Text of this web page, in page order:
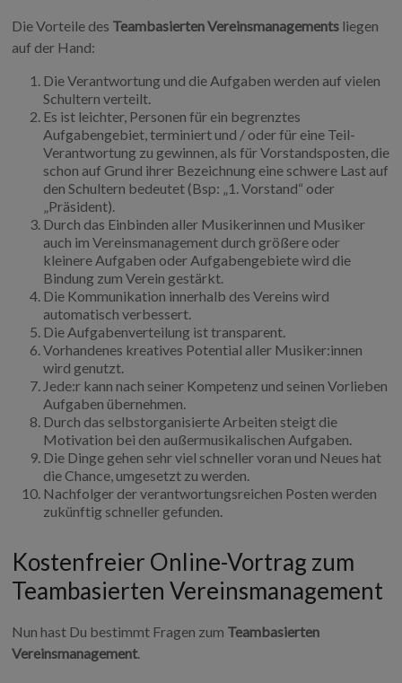
Die Vorteile des Teambasierten Vereinsmanagements liegen
auf der Hand:
Die Verantwortung und die Aufgaben werden auf vielen
Schultern verteilt.
Es ist leichter, Personen für ein begrenztes
Aufgabengebiet, terminiert und / oder für eine Teil-
Verantwortung zu gewinnen, als für Vorstandsposten, die
schon auf Grund ihrer Bezeichnung eine schwere Last auf
den Schultern bedeutet (Bsp: „1. Vorstand“ oder
„Präsident).
Durch das Einbinden aller Musikerinnen und Musiker
auch im Vereinsmanagement durch größere oder
kleinere Aufgaben oder Aufgabengebiete wird die
Bindung zum Verein gestärkt.
Die Kommunikation innerhalb des Vereins wird
automatisch verbessert.
Die Aufgabenverteilung ist transparent.
Vorhandenes kreatives Potential aller Musiker:innen
wird genutzt.
Jede:r kann nach seiner Kompetenz und seinen Vorlieben
Aufgaben übernehmen.
Durch das selbstorganisierte Arbeiten steigt die
Motivation bei den außermusikalischen Aufgaben.
Die Dinge gehen sehr viel schneller voran und Neues hat
die Chance, umgesetzt zu werden.
Nachfolger der verantwortungsreichen Posten werden
zukünftig schneller gefunden.
Kostenfreier Online-Vortrag zum
Teambasierten Vereinsmanagement
Nun hast Du bestimmt Fragen zum Teambasierten
Vereinsmanagement.